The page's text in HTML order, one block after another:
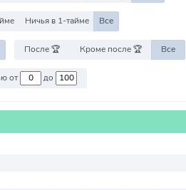
Ничья в 1-тайме Все
После 🏆 Кроме после 🏆 Все
Против команд со стоимостью от до